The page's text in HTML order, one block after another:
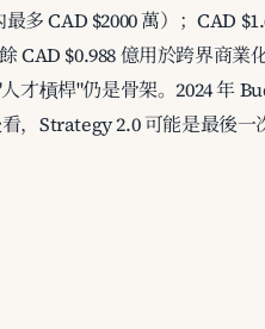
多 CAD $2000 萬）；CAD
CAD $0.988 億用於跨界商業
才槓桿"仍是骨架。2024 年
，Strategy 2.0 可能是最後一